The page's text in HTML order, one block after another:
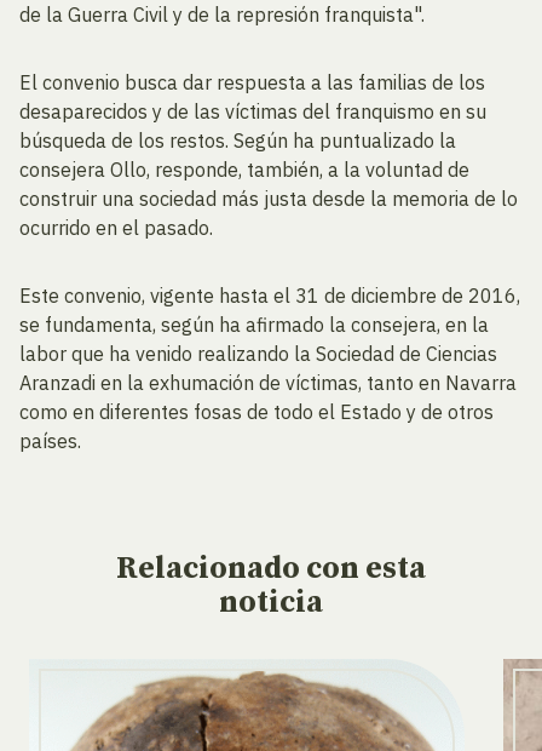
de la Guerra Civil y de la represión franquista".
El convenio busca dar respuesta a las familias de los
desaparecidos y de las víctimas del franquismo en su
búsqueda de los restos. Según ha puntualizado la
consejera Ollo, responde, también, a la voluntad de
construir una sociedad más justa desde la memoria de lo
ocurrido en el pasado.
Este convenio, vigente hasta el 31 de diciembre de 2016,
se fundamenta, según ha afirmado la consejera, en la
labor que ha venido realizando la Sociedad de Ciencias
Aranzadi en la exhumación de víctimas, tanto en Navarra
como en diferentes fosas de todo el Estado y de otros
países.
Relacionado con esta
noticia